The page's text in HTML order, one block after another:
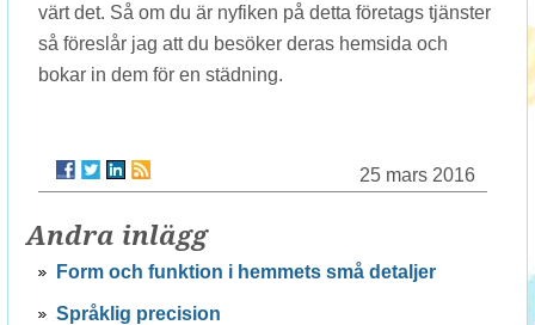
värt det. Så om du är nyfiken på detta företags tjänster
så föreslår jag att du besöker deras hemsida och
bokar in dem för en städning.
25 mars 2016
Andra inlägg
Form och funktion i hemmets små detaljer
Språklig precision